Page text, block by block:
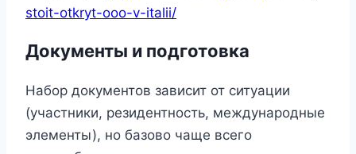
stoit-otkryt-ooo-v-italii/
Документы и подготовка
Набор документов зависит от ситуации
(участники, резидентность, международные
элементы), но базово чаще всего